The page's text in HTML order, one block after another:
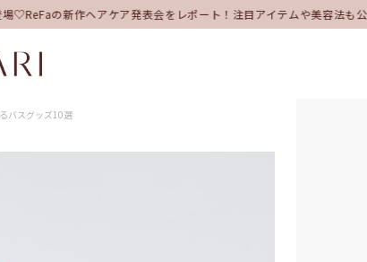
♡ReFaの新作ヘアケア発表会をレポート！注目アイテムや美容法も公開
バスグッズ10選